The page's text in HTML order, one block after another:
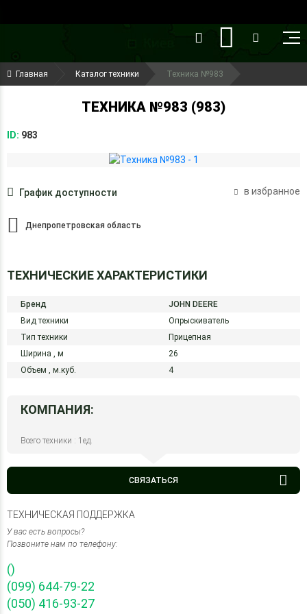
(099) 644-79-22
(050) 416-93-27
Главная Каталог техники Техника №983
ТЕХНИКА №983 (983)
ID: 983
График доступности в избранное
Днепропетровская область
ТЕХНИЧЕСКИЕ ХАРАКТЕРИСТИКИ
Бренд
JOHN DEERE
Вид техники
Опрыскиватель
Тип техники
Прицепная
Ширина , м
26
Объем , м.куб. 4
КОМПАНИЯ:
Всего техники : 1ед.
СВЯЗАТЬСЯ
ТЕХНИЧЕСКАЯ ПОДДЕРЖКА
У вас есть вопросы?
Позвоните нам по телефону:
()
(099) 644-79-22
(050) 416-93-27